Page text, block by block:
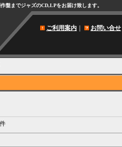
盤までジャズのCD,LPをお届け致します。
ご利用案内｜ お問い合せ